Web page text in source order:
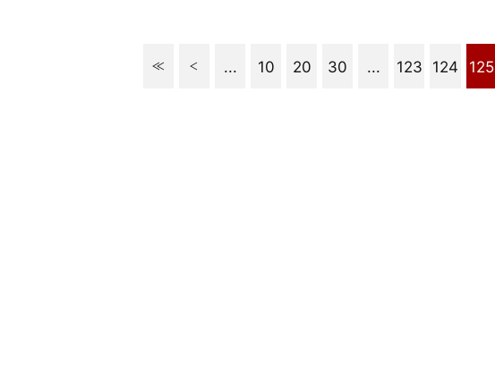
... 10 20 30 ... 123 124 125